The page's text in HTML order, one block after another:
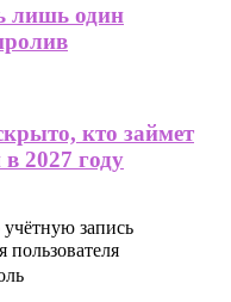
лишь один
кто займет
2027 году
запись